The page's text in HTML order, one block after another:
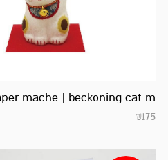
mache | beckoning cat m
₪175